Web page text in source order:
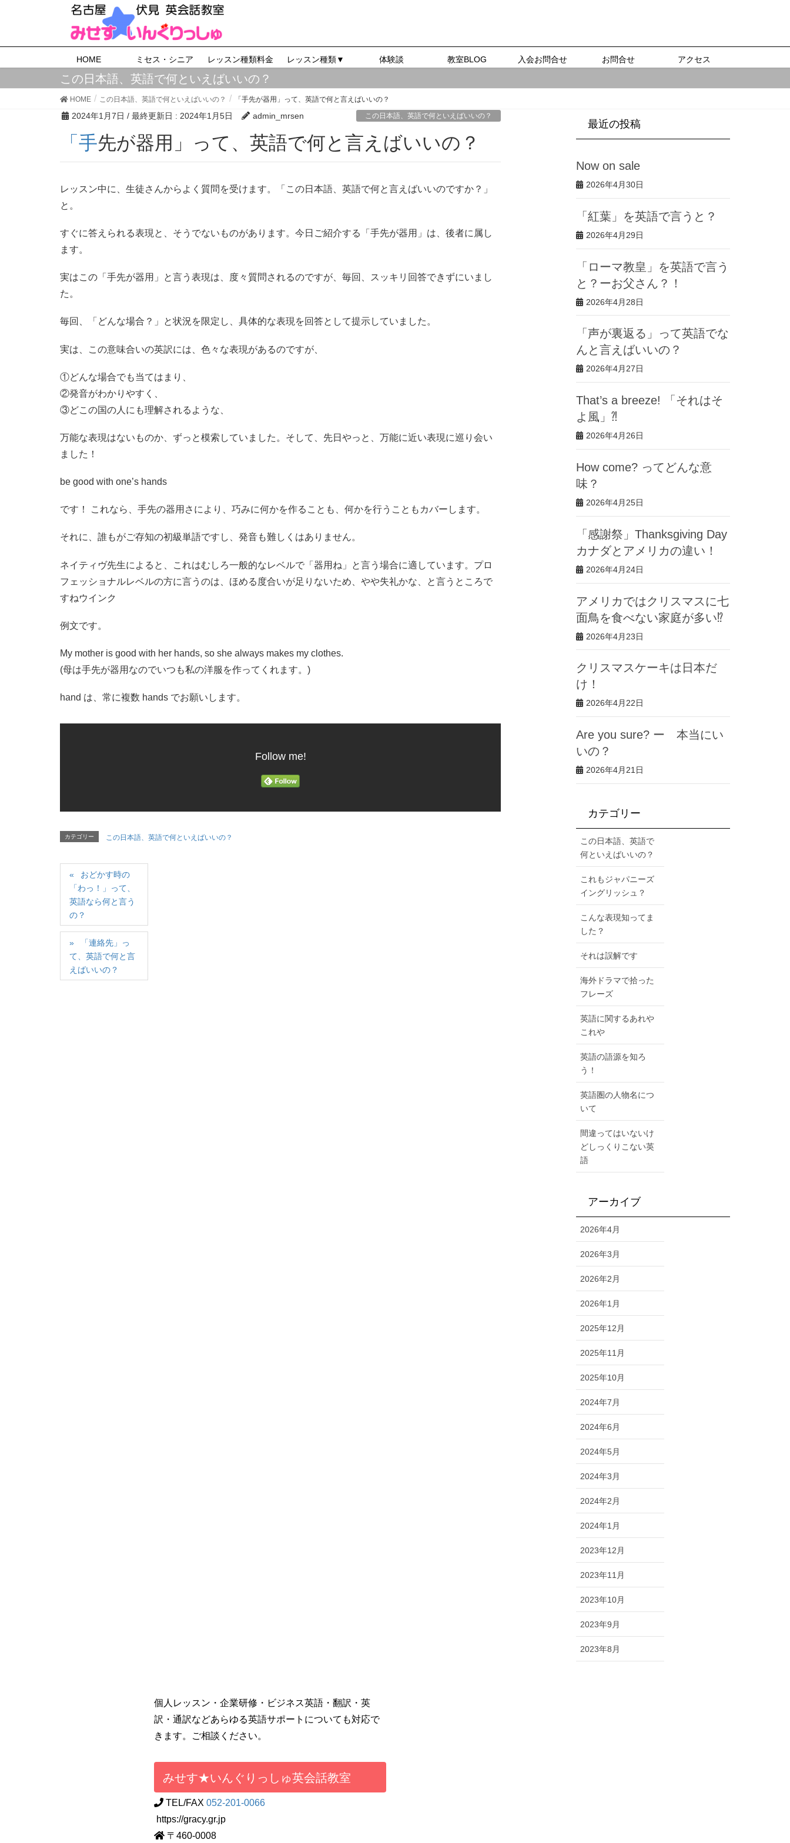
HOME ミセス・シニア レッスン種類料金 レッスン種類▼ 体験談 教室BLOG 入会お問合せ お問合せ アクセス
この日本語、英語で何といえばいいの？
HOME この日本語、英語で何といえばいいの？ 「手先が器用」って、英語で何と言えばいいの？
2024年1月7日 / 最終更新日 : 2024年1月5日 admin_mrsen この日本語、英語で何といえばいいの？
「手先が器用」って、英語で何と言えばいいの？
レッスン中に、生徒さんからよく質問を受けます。「この日本語、英語で何と言えばいいのですか？」
と。
すぐに答えられる表現と、そうでないものがあります。今日ご紹介する「手先が器用」は、後者に属し
ます。
実はこの「手先が器用」と言う表現は、度々質問されるのですが、毎回、スッキリ回答できずにいまし
た。
毎回、「どんな場合？」と状況を限定し、具体的な表現を回答として提示していました。
実は、この意味合いの英訳には、色々な表現があるのですが、
①どんな場合でも当てはまり、
②発音がわかりやすく、
③どこの国の人にも理解されるような、
万能な表現はないものか、ずっと模索していました。そして、先日やっと、万能に近い表現に巡り会い
ました！
be good with one’s hands
です！ これなら、手先の器用さにより、巧みに何かを作ることも、何かを行うこともカバーします。
それに、誰もがご存知の初級単語ですし、発音も難しくはありません。
ネイティヴ先生によると、これはむしろ一般的なレベルで「器用ね」と言う場合に適しています。プロ
フェッショナルレベルの方に言うのは、ほめる度合いが足りないため、やや失礼かな、と言うところで
すねウインク
例文です。
My mother is good with her hands, so she always makes my clothes.
(母は手先が器用なのでいつも私の洋服を作ってくれます。)
hand は、常に複数 hands でお願いします。
Follow me!
カテゴリー この日本語、英語で何といえばいいの？
おどかす時の
「わっ！」って、
英語なら何と言う
の？
「連絡先」っ
て、英語で何と言
えばいいの？
最近の投稿
Now on sale
2026年4月30日
「紅葉」を英語で言うと？
2026年4月29日
「ローマ教皇」を英語で言う
と？ーお父さん？！
2026年4月28日
「声が裏返る」って英語でな
んと言えばいいの？
2026年4月27日
That’s a breeze! 「それはそ
よ風」⁈
2026年4月26日
How come? ってどんな意
味？
2026年4月25日
「感謝祭」Thanksgiving Day
カナダとアメリカの違い！
2026年4月24日
アメリカではクリスマスに七
面鳥を食べない家庭が多い⁉︎
2026年4月23日
クリスマスケーキは日本だ
け！
2026年4月22日
Are you sure? ー 本当にい
いの？
2026年4月21日
カテゴリー
この日本語、英語で
何といえばいいの？
これもジャパニーズ
イングリッシュ？
こんな表現知ってま
した？
それは誤解です
海外ドラマで拾った
フレーズ
英語に関するあれや
これや
英語の語源を知ろ
う！
英語圏の人物名につ
いて
間違ってはいないけ
どしっくりこない英
語
アーカイブ
2026年4月
2026年3月
2026年2月
2026年1月
2025年12月
2025年11月
2025年10月
2024年7月
2024年6月
2024年5月
2024年3月
2024年2月
2024年1月
2023年12月
2023年11月
2023年10月
2023年9月
2023年8月
個人レッスン・企業研修・ビジネス英語・翻訳・英
訳・通訳などあらゆる英語サポートについても対応で
きます。ご相談ください。
みせす★いんぐりっしゅ英会話教室
TEL/FAX 052-201-0066
https://gracy.gr.jp
〒460-0008